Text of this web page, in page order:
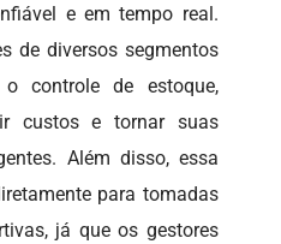
e em tempo real.
de diversos segmentos
o controle de estoque,
custos e tornar suas
Além disso, essa
para tomadas
já que os gestores